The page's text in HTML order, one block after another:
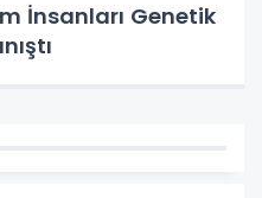
İnsanları Genetik